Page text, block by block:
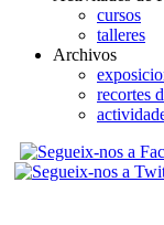
cursos
talleres
Archivos
recortes